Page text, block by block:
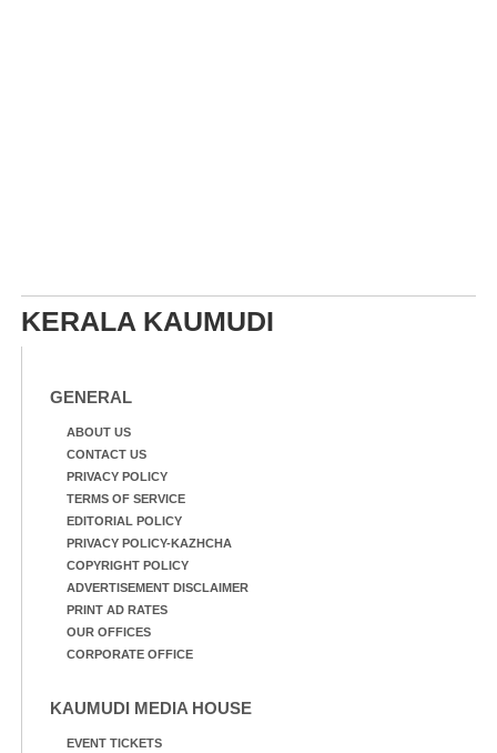
KERALA KAUMUDI
GENERAL
ABOUT US
CONTACT US
PRIVACY POLICY
TERMS OF SERVICE
EDITORIAL POLICY
PRIVACY POLICY-KAZHCHA
COPYRIGHT POLICY
ADVERTISEMENT DISCLAIMER
PRINT AD RATES
OUR OFFICES
CORPORATE OFFICE
KAUMUDI MEDIA HOUSE
EVENT TICKETS